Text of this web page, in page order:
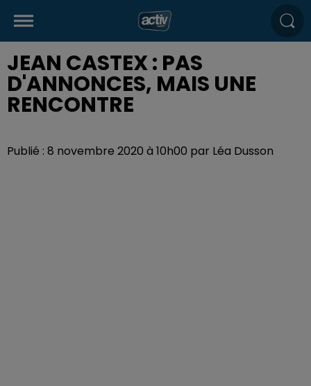
JEAN CASTEX : PAS
D'ANNONCES, MAIS UNE
RENCONTRE
Publié : 8 novembre 2020 à 10h00 par Léa Dusson